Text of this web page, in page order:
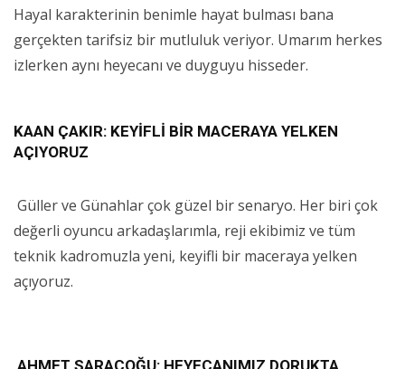
Hayal karakterinin benimle hayat bulması bana
gerçekten tarifsiz bir mutluluk veriyor. Umarım herkes
izlerken aynı heyecanı ve duyguyu hisseder.
KAAN ÇAKIR: KEYİFLİ BİR MACERAYA YELKEN
AÇIYORUZ
Güller ve Günahlar çok güzel bir senaryo. Her biri çok
değerli oyuncu arkadaşlarımla, reji ekibimiz ve tüm
teknik kadromuzla yeni, keyifli bir maceraya yelken
açıyoruz.
AHMET SARAÇOĞU: HEYECANIMIZ DORUKTA